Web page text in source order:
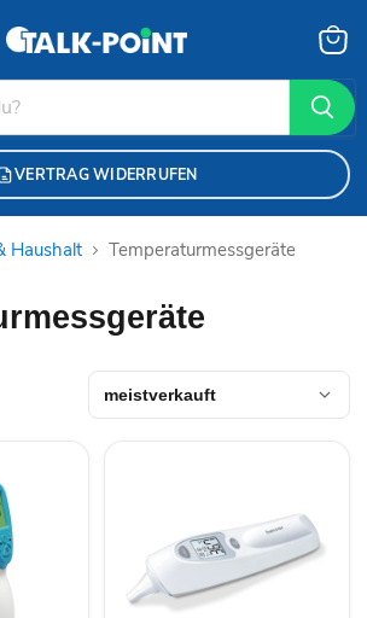
VERTRAG WIDERRUFEN
Haushalt Temperaturmessgeräte